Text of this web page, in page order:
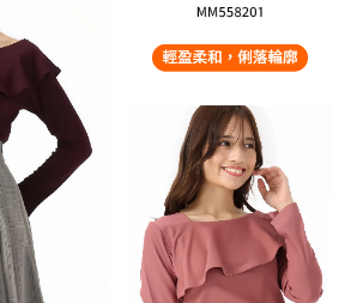
單，「大哥付你分期」於每月結算日後寄送繳費提
後，可選擇「超商條碼／台灣大直營門市／銀行轉
」等通路繳費。
大股份有限公司」（以下簡稱本公司）所提供，讓
服務購買商品或服務，並由商店將買賣／分期付款
後，依約使用本公司帳單繳交帳款。
哥付你分期」之契約關係目的，商店將以您的個人
地址）提供予台灣大哥大進項蒐集、處理及利用，
期帳單所需資料之確認、核對及更正。
詳閱以下連結：
https://oppay.tw/userRule
帳流程】
先享後付」後，將跳轉至「AFTEE先享後付」
並確認金額後，即可完成結帳。
將收到繳費通知簡訊。
14天內，點擊此簡訊中的連結，可透過四大超商／
方式進行付款，方視為交易完成。
當下不需立刻繳費，但若您需要取消訂單，請聯絡
家同意取消之訂單仍視為有效，需透過AFTEE先享
先享後付 」之結帳頁面顯示為準，若有關於
取消欲退款等相關疑問，請聯繫「AFTEE先享後付
support/home